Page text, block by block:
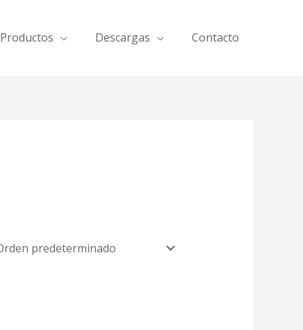
Productos Descargas Contacto